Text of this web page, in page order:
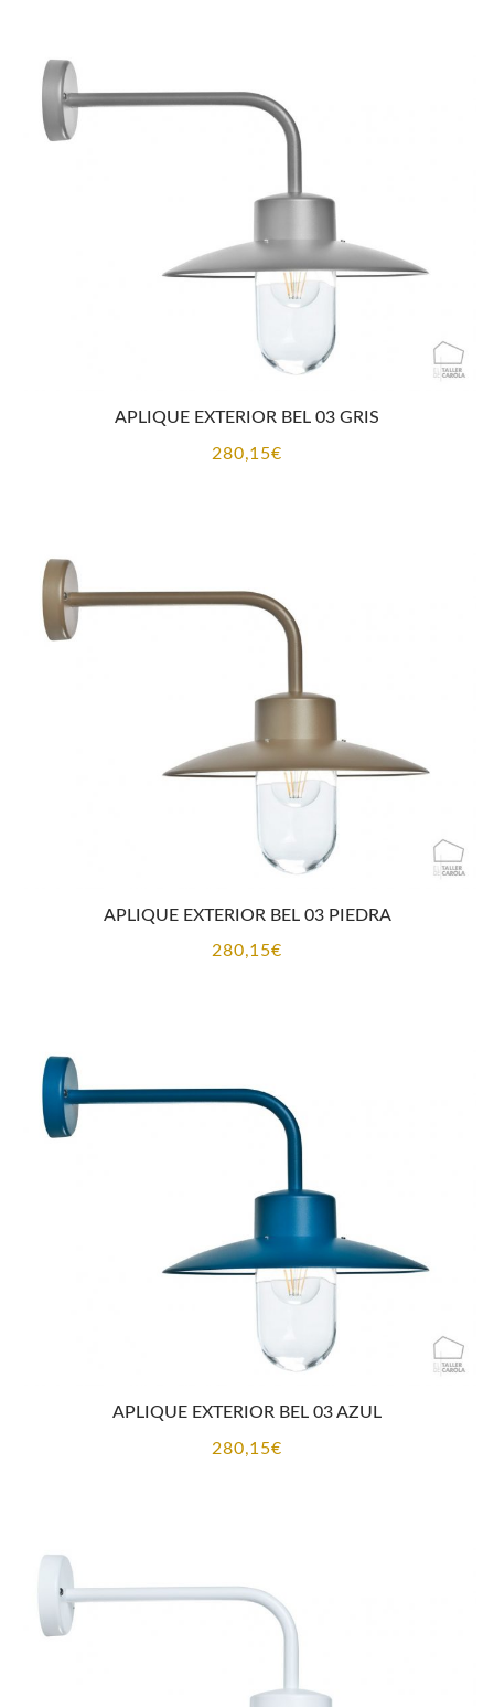
APLIQUE EXTERIOR BEL 03 GRIS
280,15€
APLIQUE EXTERIOR BEL 03 PIEDRA
280,15€
APLIQUE EXTERIOR BEL 03 AZUL
280,15€